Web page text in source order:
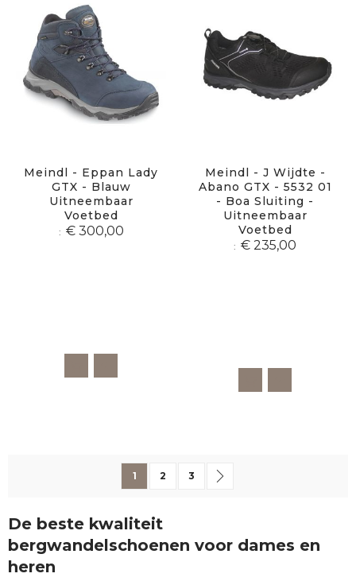
Meindl - Eppan Lady
GTX - Blauw
Uitneembaar
Voetbed
€ 300,00
Meindl - J Wijdte -
Abano GTX - 5532 01
- Boa Sluiting -
Uitneembaar
Voetbed
€ 235,00
U lees momenteel pagina
1 Pagina
2 Pagina
3
De beste kwaliteit
bergwandelschoenen voor dames en
heren